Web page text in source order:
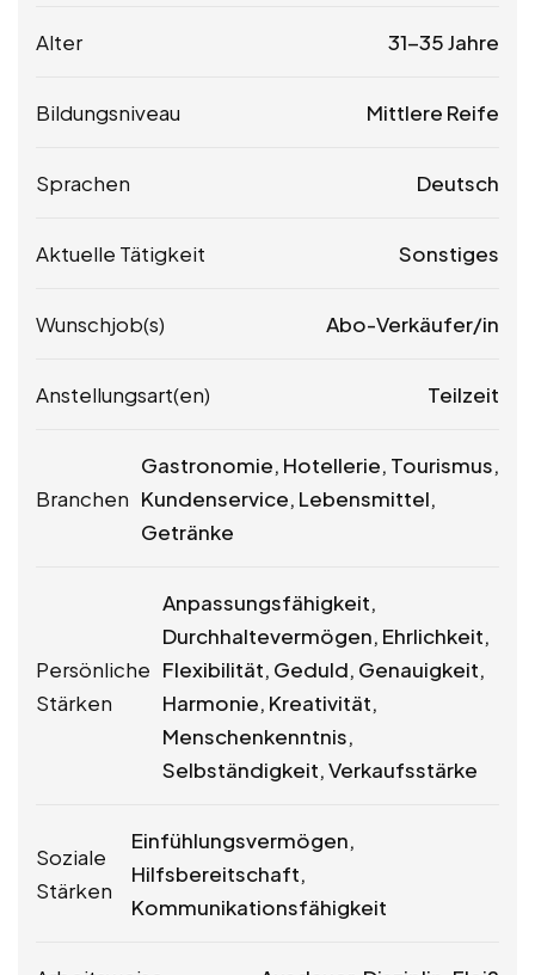
Alter 31-35 Jahre
Bildungsniveau Mittlere Reife
Sprachen Deutsch
Aktuelle Tätigkeit Sonstiges
Wunschjob(s) Abo-Verkäufer/in
Anstellungsart(en) Teilzeit
Branchen
Gastronomie, Hotellerie, Tourismus,
Kundenservice, Lebensmittel,
Getränke
Persönliche
Stärken
Anpassungsfähigkeit,
Durchhaltevermögen, Ehrlichkeit,
Flexibilität, Geduld, Genauigkeit,
Harmonie, Kreativität,
Menschenkenntnis,
Selbständigkeit, Verkaufsstärke
Soziale
Stärken
Einfühlungsvermögen,
Hilfsbereitschaft,
Kommunikationsfähigkeit